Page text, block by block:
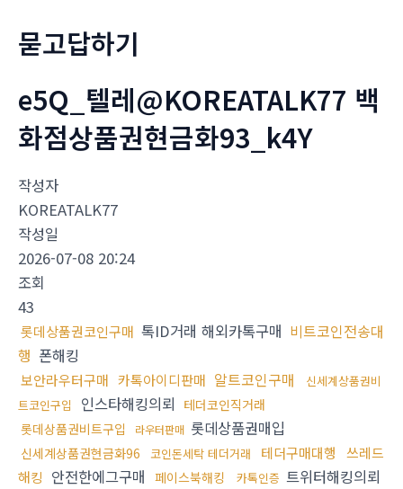
묻고답하기
e5Q_텔레@KOREATALK77 백
화점상품권현금화93_k4Y
작성자
KOREATALK77
작성일
2026-07-08 20:24
조회
43
롯데상품권코인구매 톡ID거래 해외카톡구매 비트코인전송대
행 폰해킹
보안라우터구매 카톡아이디판매 알트코인구매
신세계상품권비
트코인구입
인스타해킹의뢰 테더코인직거래
롯데상품권비트구입
라우터판매 롯데상품권매입
신세계상품권현금화96 코인돈세탁 테더거래 테더구매대행
쓰레드
해킹 안전한에그구매 페이스북해킹 카톡인증 트위터해킹의뢰